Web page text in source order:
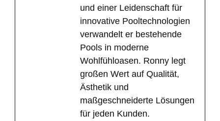
und einer Leidenschaft für
innovative Pooltechnologien
verwandelt er bestehende
Pools in moderne
Wohlfühloasen. Ronny legt
großen Wert auf Qualität,
Ästhetik und
maßgeschneiderte Lösungen
für jeden Kunden.